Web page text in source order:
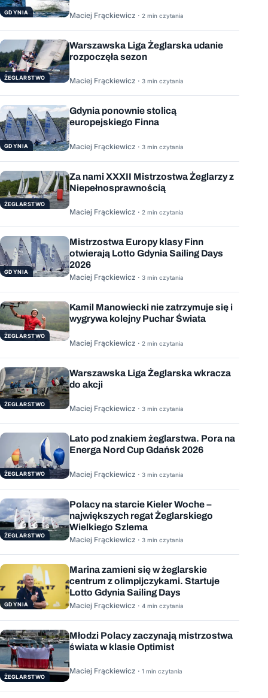
GDYNIA Maciej Frąckiewicz · 2 min czytania
ŻEGLARSTWO
Warszawska Liga Żeglarska udanie
rozpoczęła sezon
Maciej Frąckiewicz · 3 min czytania
GDYNIA
Gdynia ponownie stolicą
europejskiego Finna
Maciej Frąckiewicz · 3 min czytania
ŻEGLARSTWO
Za nami XXXII Mistrzostwa Żeglarzy z
Niepełnosprawnością
Maciej Frąckiewicz · 2 min czytania
GDYNIA
Mistrzostwa Europy klasy Finn
otwierają Lotto Gdynia Sailing Days
2026
Maciej Frąckiewicz · 3 min czytania
ŻEGLARSTWO
Kamil Manowiecki nie zatrzymuje się i
wygrywa kolejny Puchar Świata
Maciej Frąckiewicz · 2 min czytania
ŻEGLARSTWO
Warszawska Liga Żeglarska wkracza
do akcji
Maciej Frąckiewicz · 3 min czytania
ŻEGLARSTWO
Lato pod znakiem żeglarstwa. Pora na
Energa Nord Cup Gdańsk 2026
Maciej Frąckiewicz · 3 min czytania
ŻEGLARSTWO
Polacy na starcie Kieler Woche –
największych regat Żeglarskiego
Wielkiego Szlema
Maciej Frąckiewicz · 3 min czytania
GDYNIA
Marina zamieni się w żeglarskie
centrum z olimpijczykami. Startuje
Lotto Gdynia Sailing Days
Maciej Frąckiewicz · 4 min czytania
ŻEGLARSTWO
Młodzi Polacy zaczynają mistrzostwa
świata w klasie Optimist
Maciej Frąckiewicz · 1 min czytania